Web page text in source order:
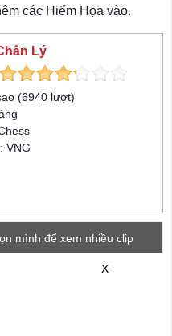
các Hiểm Họa vào.
Lý
(6940 lượt)
VNG
mình để xem nhiều clip
X